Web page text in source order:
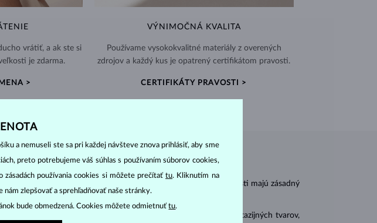
vrátiť, a ak ste si
je zdarma.
>
VÝNIMOČNÁ KVALITA
Používame vysokokvalitné materiály z overených
zdrojov a každý kus je opatrený certifikátom pravosti.
CERTIFIKÁTY PRAVOSTI >
ŠPERKY
carat
). Tieto vlastnosti majú zásadný
guľatý, tzv.
. Diamanty sa brúsia aj do mnohých tzv. fantazijných tvarov,
a nemuseli ste sa pri každej návšteve znova prihlásiť, aby sme
preto potrebujeme váš súhlas s používaním súborov cookies,
zásadách používania cookies si môžete prečítaťtu. Kliknutím na
nám zlepšovať a sprehľadňovať naše stránky.
bude obmedzená. Cookies môžete odmietnuťtu.